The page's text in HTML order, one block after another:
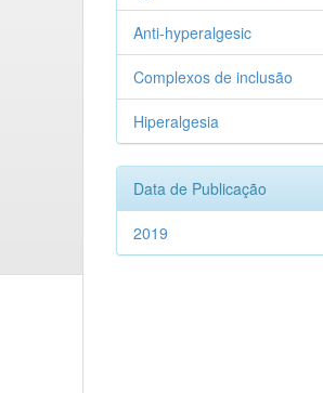
Anti-hyperalgesic
Complexos de inclusão
Hiperalgesia
Data de Publicação
2019